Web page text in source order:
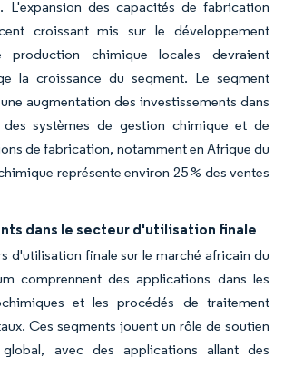
L'expansion des capacités de fabrication
croissant mis sur le développement
production chimique locales devraient
la croissance du segment. Le segment
augmentation des investissements dans
systèmes de gestion chimique et de
de fabrication, notamment en Afrique du
représente environ 25 % des ventes
dans le secteur d'utilisation finale
d'utilisation finale sur le marché africain du
comprennent des applications dans les
et les procédés de traitement
Ces segments jouent un rôle de soutien
avec des applications allant des